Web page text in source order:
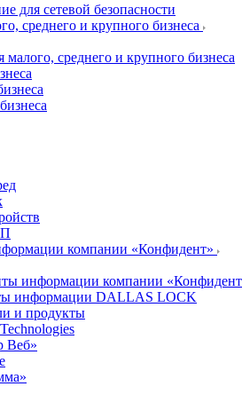
для сетевой безопасности
среднего и крупного бизнеса
среднего и крупного бизнеса
компании «Конфидент»
информации компании
информации DALLAS LOCK
и продукты
Веб»